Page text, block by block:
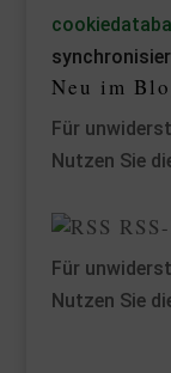
Neu im
Für
Nutzen Sie
Für
Nutzen Sie